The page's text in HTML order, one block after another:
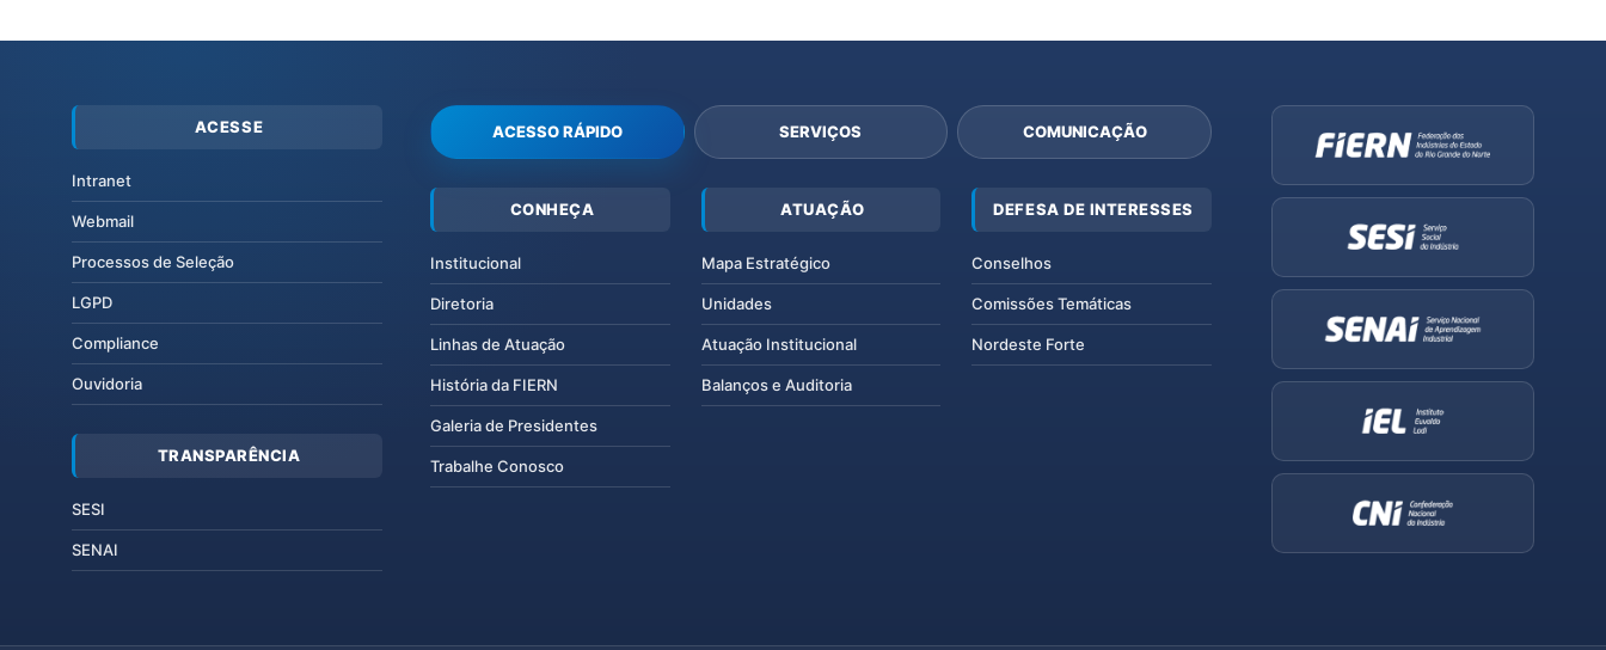
ACESSE
Intranet
Webmail
Processos de Seleção
LGPD
Compliance
Ouvidoria
TRANSPARÊNCIA
SESI
SENAI
ACESSO RÁPIDO SERVIÇOS COMUNICAÇÃO
CONHEÇA
Institucional
Diretoria
Linhas de Atuação
História da FIERN
Galeria de Presidentes
Trabalhe Conosco
ATUAÇÃO
Mapa Estratégico
Unidades
Atuação Institucional
Balanços e Auditoria
DEFESA DE INTERESSES
Conselhos
Comissões Temáticas
Nordeste Forte